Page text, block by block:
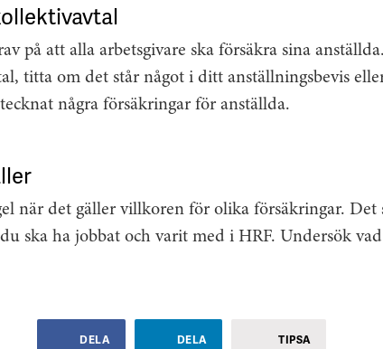
på att alla arbetsgivare ska försäkra sina
titta om det står något i ditt anställningsbevis
några försäkringar för anställda.
när det gäller villkoren för olika försäkringar. Det
ska ha jobbat och varit med i HRF. Undersök
DELA DELA TIPSA